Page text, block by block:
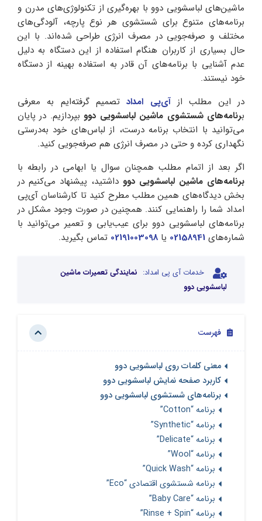
ماشین‌های لباسشویی دوو با بهره‌گیری از تکنولوژی‌های مدرن و
برنامه‌های متنوع برای شستشوی هر نوع پارچه، آلودگی‌های
مختلف و صرفه‌جویی در مصرف انرژی طراحی شده‌اند. با این
حال بسیاری از کاربران هنگام استفاده از این دستگاه به دلیل
عدم آشنایی با برنامه‌های آن قادر به استفاده بهینه از دستگاه
خود نیستند.
در این مطلب ازآی‌پی امدادتصمیم گرفته‌ایم به معرفی
برنامه‌های شستشوی ماشین لباسشویی دوو بپردازیم. در پایان
می‌توانید با انتخاب برنامه درست، از لباس‌های خود به‌درستی
نگهداری کرده و حتی در مصرف انرژی هم صرفه‌جویی کنید.
اگر بعد از اتمام مطلب همچنان سوال یا ابهامی در رابطه با
برنامه‌های ماشین لباسشویی دوو داشتید، پیشنهاد می‌کنیم در
بخش دیدگاه‌های همین مطلب مطرح کنید تا کارشناسان آی‌پی
امداد شما را راهنمایی کنند. همچنین در صورت وجود مشکل در
برنامه‌های لباسشویی دوو برای عیب‌یابی و تعمیر می‌توانید با
شماره‌های 02158941 یا 02191003098 تماس بگیرید.
خدمات آی پی امداد: نمایندگی تعمیرات ماشین
لباسشویی دوو
فهرست
معنی کلمات روی لباسشویی دوو
کاربرد صفحه نمایش لباسشویی دوو
برنامه‌های شستشوی لباسشویی دوو
برنامه “Cotton”
برنامه “Synthetic”
برنامه “Delicate”
برنامه “Wool”
برنامه “Quick Wash”
برنامه شستشوی اقتصادی “Eco”
برنامه “Baby Care”
برنامه “Rinse + Spin”